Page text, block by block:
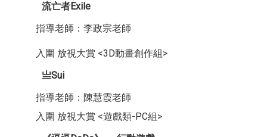
流亡者Exile
指導老師：李政宗老師
入圍 放視大賞 <3D動畫創作組>
亗Sui
指導老師：陳慧霞老師
入圍 放視大賞 <遊戲類-PC組>